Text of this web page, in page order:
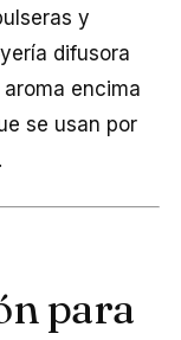
y
difusora
encima
se usan por
para